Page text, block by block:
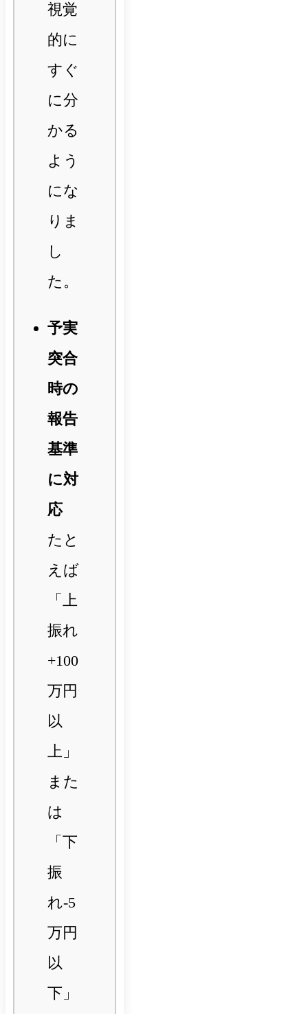
視覚
的に
すぐ
に分
かる
よう
にな
りま
し
た。
予実
突合
時の
報告
基準
に対
応
たと
えば
「上
振れ
+100
万円
以
上」
また
は
「下
振
れ-5
万円
以
下」